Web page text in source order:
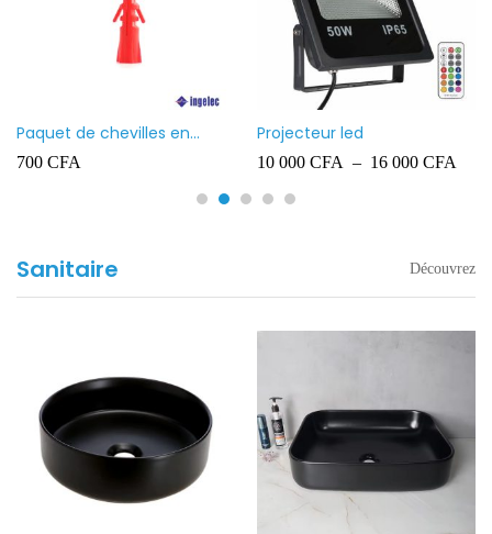
Paquet de chevilles en
plastique Ingelec – 8
700 CFA
Projecteur led
10 000 CFA – 16 000 CFA
Sanitaire Découvrez